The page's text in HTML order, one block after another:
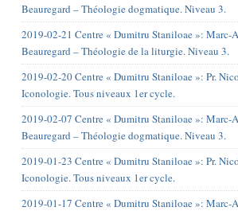
Beauregard – Théologie dogmatique. Niveau 3.
2019-02-21 Centre « Dumitru Staniloae »: Marc-
Beauregard – Théologie de la liturgie. Niveau 3.
2019-02-20 Centre « Dumitru Staniloae »: Pr.
Iconologie. Tous niveaux 1er cycle.
2019-02-07 Centre « Dumitru Staniloae »: Marc-
Beauregard – Théologie dogmatique. Niveau 3.
2019-01-23 Centre « Dumitru Staniloae »: Pr.
Iconologie. Tous niveaux 1er cycle.
2019-01-17 Centre « Dumitru Staniloae »: Marc-